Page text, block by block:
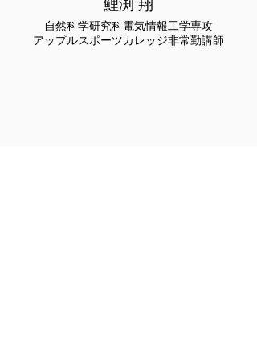
​鯉渕 翔
自然科学研究科電気情報工学専攻
アップルスポーツカレッジ非常勤講師